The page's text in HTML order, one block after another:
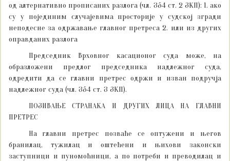
од алтернативно прописаних разлога (чл. 354 ст. 2 ЗКП): 1. ако
су у појединим случајевима просторије у судској згради
неподесне за одржавање главног претреса 2. или из других
оправданих разлога
Председник Врховног касационог суда може, на
образложени предлог председника надлежног суда,
одредити да се главни претрес одржи и изван подручја
надлежног суда (чл. 354 ст. 3 ЗКП).
ПОЗИВАЊЕ СТРАНАКА И ДРУГИХ ЛИЦА НА ГЛАВНИ
ПРЕТРЕС
На главни претрес позваће се оптужени и његов
бранилац, тужилац и оштећени и њихови законски
заступници и пуномоћници, а по потреби и преводилац и